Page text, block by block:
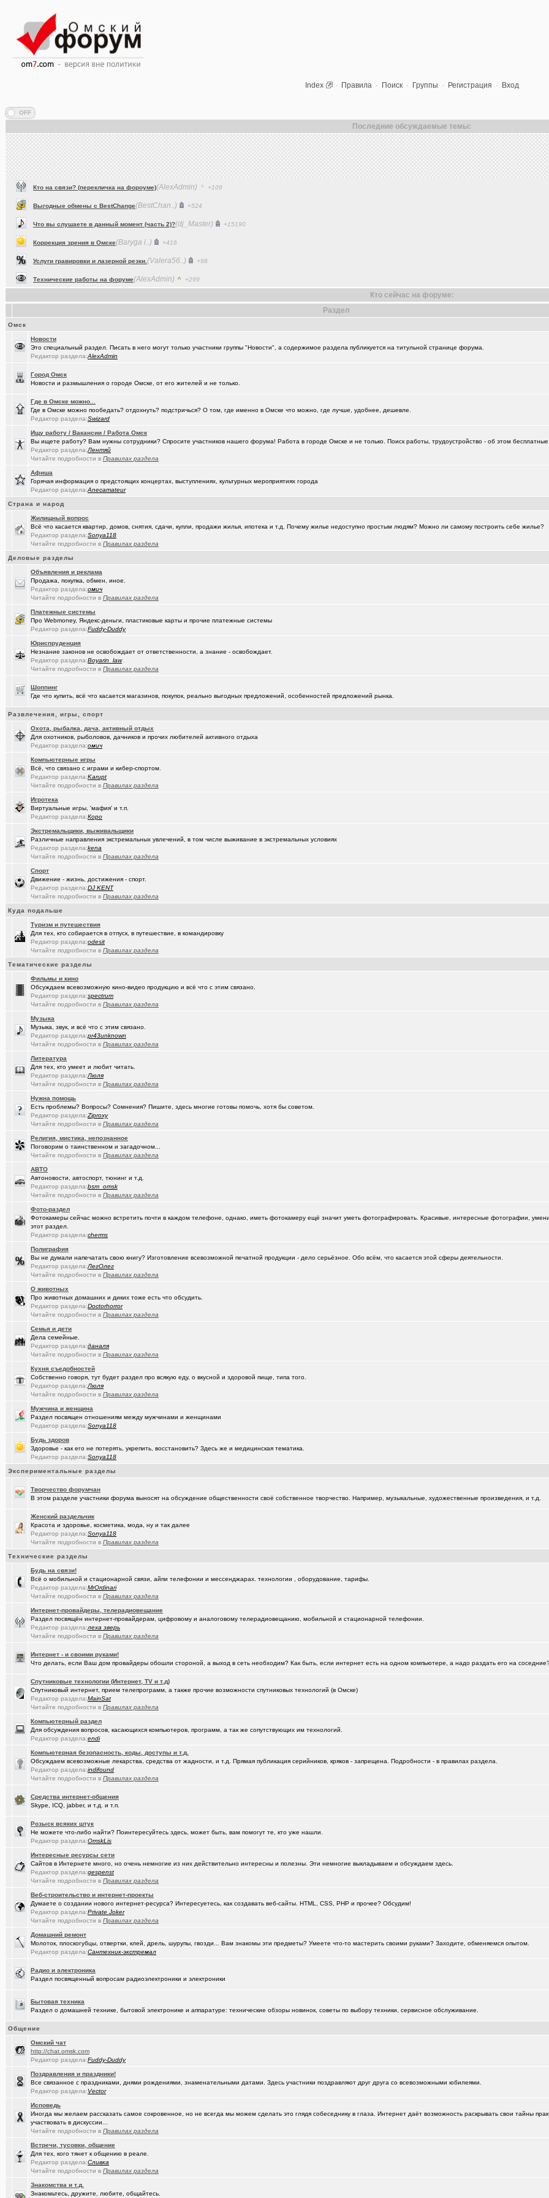
Index · Правила · Поиск · Группы · Регистрация · Вход
Последние обсуждаемые темы:
Выгодные обмены с BestChange(BestChan..) +524
Что вы слушаете в данный момент (часть 2)?(dj_Master)
Коррекция зрения в Омске(Baryga i..) +416
Услуги гравировки и лазерной резки.(Valera56..)
Технические работы на форуме(AlexAdmin) +299
Смысл жизни и наука (Raptorr) +369
Респираторы и маски...Время пришло? Короновирус уже в Омске(cherms) +18729
СИМ
НЕ рекомендую из посл, просмотренного мной
Рекомендую из посл, просмотренного мной
Социальная инженерия(Phandorin)
(um5939)
Сериалы - лучшие по вашему мнению?(tolik) +1984
Кто что ест или пьёт прямо сейчас?
А помните в Омске...(Silverto..)
В ближайший месяц возможно произойдет то что затронет каждог
Ищу работу инженера конструктора/радиотехника (удаленно))
Омские фотографы(linuxmas..)
Я люблю Омский драматический театр!
Всё о транспорте: автобусы, троллейбусы, трамваи, маршрутки
Импланты,импланты... (JUMPER)
С Днём Победы!(Рябина) +141
Кровельные и фасадные работы в Омске и области
Что вы сейчас читаете?(ParIS) +4923
Девушка на заметку: насколько эффективны аппараты фотоэпиляц(Kebbos)
Кто ставил тепловычислитель ВКТ-9?
Кто ставил тепловычислитель ВКТ-9?
Предложения турфирм и подбор туров
Случайные фото с мобильника(Sinmaster)
Энциклопедия Омской области онлайн.
Диалог с ИИ о романе «Мастер и Маргарита».
А вы уже переобулись?(Snarkens..)
(wvladimi..)
Специалист по эрбиевым лазерам
Реально полезные гаджеты для кухни
И это все то, на что способен omsk.com???
Живопись Воронина В.Н.(wvladimi..)
Ремонт окон ПВХ. К кому обратиться?
Ключ дверной цилиндрический сделать
Консультация по конфигурации ПК
(халвамес)
Где ремонтируют Oculus Quest?(Google-M..)
Почему в городе не отключают отопление?
Какое выбрать отопление для частного дома?
Самогоноварение. Кто как?(интересу..)
Какие буквы на гос. номере сейчас идут???
АКПП матиз. Ремонтировать или менять? (Kesha_OG..) +4
С наступающим 2026 годом!
Где можно отремонтировать вязаную варежку?(anti a-d..) +3
Молодые таланты классической гитары - Майя Казарина
Теле2 в Омске
Залезть в древний нетбук(JUMPER)
Ремонт квартир омск отзывы. любые строительные работы
Автофлудилка(Гормон р..)
коворкинг проекты (Shell666)
Betatransfer.net - прием платежей для HIGH RISK проектов
Владимир Шандриков(Александ..)
7я.ТВ и Я.ru (Омские кабельные сети)
Ищу Маяк 205(Александ..)
Доколе!?(Моеимяза..) +532
Автоматизация домашнего учета ЖКХ и многое другое ... (BarVic19..)
двойное гражданство
Алтайский мед - в помощь здоровью!
Задолбали расклейщики рекламы(spyfreem..) +3
А что вы сейчас готовите?
прописка она же регистрация
ОК Восток-Запад - что это, кто это?!(gamefan) +154
(Пасечник)
Кто такой человек? (kinslayer)
Фото форумчан (елочник)
Старости Омска.(Молодец.)
Красивая одежда для худеньких девушек (размер 40-42)(Альфия) +23
Забор из профнастила, как правильно?(Puzomax)
А у кого это сегодня День рождения?
Любимая Люлюня, с днём рождения!
чо наезд от "Городского центра учета"?
Авто под заказ по России
мнение оппозиции(DEMON) +364
Как вставать в 5 утра без вреда для здоровья?
Обсуждения фотографий форумчан (на позитивной волне) - 4 +11989
FM-радиостанции в Омске и Омской области
Посоветуйте хорошего массажиста.
Где хорошие кроссовки купить?(tramov)
Леонид Полежаев возращается на пост губернатора!
На что обратить внимание при выборе жены?(tramov) +4
Zennoposter мой опыт использования
!(5555)
Где купить ? (Alex4114) +1
.,.(DEMON) +9
Техника и другие товары с гарантией в наличии и под заказ
Brugmann,VEKA,Gealan - надёжные Балконы и Окна ПВХ в Омске.
Цифровое телевидение в Омске(омич)
Песни об Омске (омич) +234
Погода в Омске / Прогноз погоды в Омске
Кто сейчас на форуме:
Раздел
Омск
Новости
Это специальный раздел. Писать в него могут только участники группы "Новости", а содержимое раздела публикуется на титульной странице форума.
Редактор раздела:AlexAdmin
Город Омск
Новости и размышления о городе Омске, от его жителей и не только.
Где в Омске можно...
Где в Омске можно пообедать? отдохнуть? подстричься? О том, где именно в Омске что можно, где лучше, удобнее, дешевле.
Редактор раздела:Swizard
Ищу работу / Вакансии / Работа Омск
Вы ищете работу? Вам нужны сотрудники? Спросите участников нашего форума! Работа в городе Омске и не только. Поиск работы, трудоустройство - об этом
Редактор раздела:Лентяй
Читайте подробности в Правилах раздела
Афиша
Горячая информация о предстоящих концертах, выступлениях, культурных мероприятиях города
Редактор раздела:Anecamateur
Страна и народ
Жилищный вопрос
Всё что касается квартир, домов, снятия, сдачи, купли, продажи жилья, ипотека и т.д. Почему жилье недоступно простым людям? Можно ли самому построить себе жилье?
Редактор раздела:Sonya118
Читайте подробности в Правилах раздела
Деловые разделы
Объявления и реклама
Продажа, покупка, обмен, иное.
Редактор раздела:омич
Читайте подробности в Правилах раздела
Платежные системы
Про Webmoney, Яндекс-деньги, пластиковые карты и прочие платежные системы
Редактор раздела:Fuddy-Duddy
Юриспруденция
Незнание законов не освобождает от ответственности, а знание - освобождает.
Редактор раздела:Boyarin_law
Читайте подробности в Правилах раздела
Шоппинг
Где что купить, всё что касается магазинов, покупок, реально выгодных предложений, особенностей предложений рынка.
Развлечения, игры, спорт
Охота, рыбалка, дача, активный отдых
Для охотников, рыболовов, дачников и прочих любителей активного отдыха
Редактор раздела:омич
Компьютерные игры
Всё, что связано с играми и кибер-спортом.
Редактор раздела:Karupt
Читайте подробности в Правилах раздела
Игротека
Виртуальные игры, 'мафия' и т.п.
Редактор раздела:Коро
Экстремальщики, выживальщики
Различные направления экстремальных увлечений, в том числе выживание в экстремальных условиях
Редактор раздела:kena
Читайте подробности в Правилах раздела
Спорт
Движение - жизнь, достижения - спорт.
Редактор раздела:DJ KENT
Читайте подробности в Правилах раздела
Куда подальше
Туризм и путешествия
Для тех, кто собирается в отпуск, в путешествие, в командировку
Редактор раздела:odesit
Читайте подробности в Правилах раздела
Тематические разделы
Фильмы и кино
Обсуждаем всевозможную кино-видео продукцию и всё что с этим связано.
Редактор раздела:spectrum
Читайте подробности в Правилах раздела
Музыка
Музыка, звук, и всё что с этим связано.
Редактор раздела:pr43unknown
Читайте подробности в Правилах раздела
Литература
Для тех, кто умеет и любит читать.
Редактор раздела:Люля
Читайте подробности в Правилах раздела
Нужна помощь
Есть проблемы? Вопросы? Сомнения? Пишите, здесь многие готовы помочь, хотя бы советом.
Редактор раздела:Ziproxy
Читайте подробности в Правилах раздела
Религия, мистика, непознанное
Поговорим о таинственном и загадочном...
Читайте подробности в Правилах раздела
АВТО
Автоновости, автоспорт, тюнинг и т.д.
Редактор раздела:bsm_omsk
Читайте подробности в Правилах раздела
Фото-раздел
Фотокамеры сейчас можно встретить почти в каждом телефоне, однако, иметь фотокамеру ещё значит уметь фотографировать. Красивые, интересные фотографии,
этот раздел.
Редактор раздела:cherms
Полиграфия
Вы не думали напечатать свою книгу? Изготовление всевозможной печатной продукции - дело серьёзное. Обо всём, что касается этой сферы деятельности.
Редактор раздела:ЛегОлег
Читайте подробности в Правилах раздела
О животных
Про животных домашних и диких тоже есть что обсудить.
Редактор раздела:Doctorhorror
Читайте подробности в Правилах раздела
Семья и дети
Дела семейные.
Редактор раздела:даналя
Читайте подробности в Правилах раздела
Кухня съедобностей
Собственно говоря, тут будет раздел про всякую еду, о вкусной и здоровой пище, типа того.
Редактор раздела:Люля
Читайте подробности в Правилах раздела
Мужчина и женщина
Раздел посвящен отношениям между мужчинами и женщинами
Редактор раздела:Sonya118
Будь здоров
Здоровье - как его не потерять, укрепить, восстановить? Здесь же и медицинская тематика.
Редактор раздела:Sonya118
Экспериментальные разделы
Творчество форумчан
В этом разделе участники форума выносят на обсуждение общественности своё собственное творчество. Например, музыкальные, художественные произведения, и т.д.
Женский раздельчик
Красота и здоровье, косметика, мода, ну и так далее
Редактор раздела:Sonya118
Читайте подробности в Правилах раздела
Технические разделы
Будь на связи!
Всё о мобильной и стационарной связи, айпи телефонии и мессенджарах. технологии , оборудование, тарифы.
Редактор раздела:MrOrdinari
Читайте подробности в Правилах раздела
Интернет-провайдеры, телерадиовещание
Раздел посвящён интернет-провайдерам, цифровому и аналоговому телерадиовещанию, мобильной и стационарной телефонии.
Редактор раздела:леха зверь
Читайте подробности в Правилах раздела
Интернет - и своими руками!
Что делать, если Ваш дом провайдеры обошли стороной, а выход в сеть необходим? Как быть, если интернет есть на одном компьютере, а надо раздать его на
Спутниковые технологии (Интернет, TV и т.д)
Спутниковый интернет, прием телепрограмм, а также прочие возможности спутниковых технологий (в Омске)
Редактор раздела:MainSat
Читайте подробности в Правилах раздела
Компьютерный раздел
Для обсуждения вопросов, касающихся компьютеров, программ, а так же сопутствующих им технологий.
Редактор раздела:endi
Компьютерная безопасность, коды, доступы и т.д.
Обсуждаем всевозможные лекарства, средства от жадности, и т.д. Прямая публикация серийников, кряков - запрещена. Подробности - в правилах раздела.
Редактор раздела:indifound
Читайте подробности в Правилах раздела
Средства интернет-общения
Skype, ICQ, jabber, и т.д. и т.п.
Розыск всяких штук
Не можете что-либо найти? Поинтересуйтесь здесь, может быть, вам помогут те, кто уже нашли.
Редактор раздела:OmskLis
Интересные ресурсы сети
Сайтов в Интернете много, но очень немногие из них действительно интересны и полезны. Эти немногие выкладываем и обсуждаем здесь.
Редактор раздела:gespenst
Читайте подробности в Правилах раздела
Веб-строительство и интернет-проекты
Думаете о создании нового интернет-ресурса? Интересуетесь, как создавать веб-сайты. HTML, CSS, PHP и прочее? Обсудим!
Редактор раздела:Private Joker
Читайте подробности в Правилах раздела
Домашний ремонт
Молоток, плоскогубцы, отвертки, клей, дрель, шурупы, гвозди... Вам знакомы эти предметы? Умеете что-то мастерить своими руками? Заходите, обменяемся опытом.
Редактор раздела:Сантехник-экстремал
Радио и электроника
Раздел посвященный вопросам радиоэлектроники и электроники
Бытовая техника
Раздел о домашней технике, бытовой электронике и аппаратуре: технические обзоры новинок, советы по выбору техники, сервисное обслуживание.
Общение
Oмский чат
http://chat.omsk.com
Редактор раздела:Fuddy-Duddy
Поздравления и праздники!
Все связанное с праздниками, днями рождениями, знаменательными датами. Здесь участники поздравляют друг друга со всевозможными юбилеями.
Редактор раздела:Vector
Исповедь
Иногда мы желаем рассказать самое сокровенное, но не всегда мы можем сделать это глядя собеседнику в глаза. Интернет даёт возможность раскрывать свои тайны
участвовать в дискуссии...
Читайте подробности в Правилах раздела
Встречи, тусовки, общение
Для тех, кого тянет к общению в реале.
Редактор раздела:Сливка
Читайте подробности в Правилах раздела
Знакомства и т.д.
Знакомьтесь, дружите, любите, общайтесь.